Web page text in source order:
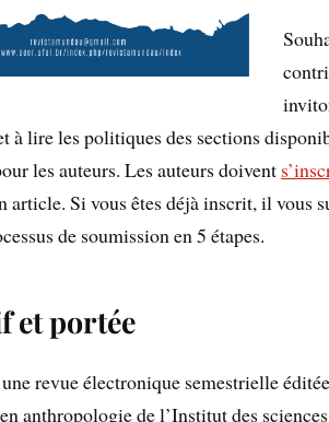
à lire les politiques des sections
les auteurs. Les auteurs doivent
article. Si vous êtes déjà inscrit, il vous
de soumission en 5 étapes.
et portée
revue électronique semestrielle
anthropologie de l’Institut des